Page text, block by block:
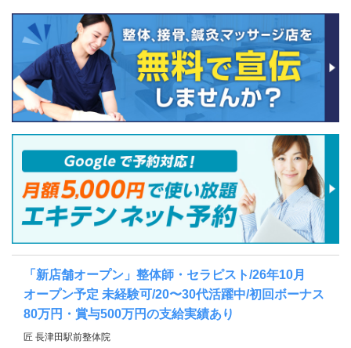
「新店舗オープン」整体師・セラピスト/26年10月
オープン予定 未経験可/20〜30代活躍中/初回ボーナス
80万円・賞与500万円の支給実績あり
匠 長津田駅前整体院